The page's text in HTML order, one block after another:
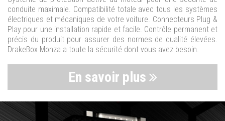
conduite maximale. Compatibilité totale avec tous les systèmes
électriques et mécaniques de votre voiture. Connecteurs Plug &
Play pour une installation rapide et facile. Contrôle permanent et
précis du produit pour assurer des normes de qualité élevées.
DrakeBox Monza a toute la sécurité dont vous avez besoin.
En savoir plus